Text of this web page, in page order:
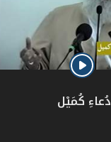
كُمَيْل